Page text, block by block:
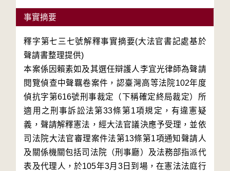
事實摘要
釋字第七三七號解釋事實摘要(大法官書記處基於
聲請書整理提供)
本案係因賴素如及其選任辯護人李宜光律師為聲請
閱覽偵查中聲羈卷案件，認臺灣高等法院102年度
偵抗字第616號刑事裁定（下稱確定終局裁定）所
適用之刑事訴訟法第33條第1項規定，有違憲疑
義，聲請解釋憲法，經大法官議決應予受理，並依
司法院大法官審理案件法第13條第1項通知聲請人
及關係機關包括司法院（刑事廳）及法務部指派代
表及代理人，於105年3月3日到場，在憲法法庭行